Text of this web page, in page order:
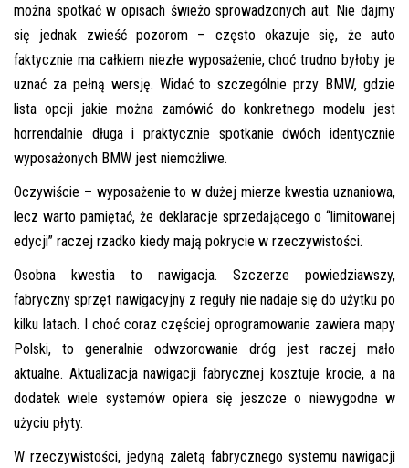
można spotkać w opisach świeżo sprowadzonych aut. Nie dajmy
się jednak zwieść pozorom – często okazuje się, że auto
faktycznie ma całkiem niezłe wyposażenie, choć trudno byłoby je
uznać za pełną wersję. Widać to szczególnie przy BMW, gdzie
lista opcji jakie można zamówić do konkretnego modelu jest
horrendalnie długa i praktycznie spotkanie dwóch identycznie
wyposażonych BMW jest niemożliwe.
Oczywiście – wyposażenie to w dużej mierze kwestia uznaniowa,
lecz warto pamiętać, że deklaracje sprzedającego o “limitowanej
edycji” raczej rzadko kiedy mają pokrycie w rzeczywistości.
Osobna kwestia to nawigacja. Szczerze powiedziawszy,
fabryczny sprzęt nawigacyjny z reguły nie nadaje się do użytku po
kilku latach. I choć coraz częściej oprogramowanie zawiera mapy
Polski, to generalnie odwzorowanie dróg jest raczej mało
aktualne. Aktualizacja nawigacji fabrycznej kosztuje krocie, a na
dodatek wiele systemów opiera się jeszcze o niewygodne w
użyciu płyty.
W rzeczywistości, jedyną zaletą fabrycznego systemu nawigacji